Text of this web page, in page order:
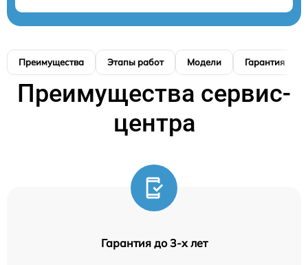
Преимущества Этапы работ Модели Гарантия
Преимущества сервис-
центра
Гарантия до 3-х лет